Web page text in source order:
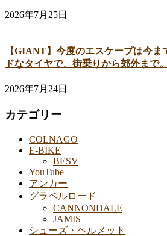
2026年7月25日
【GIANT】今度のエスケープは今
ドなタイヤで、街乗りから郊外まで。
2026年7月24日
カテゴリー
COLNAGO
E-BIKE
BESV
YouTube
アンカー
グラベルロード
CANNONDALE
JAMIS
シューズ・ヘルメット